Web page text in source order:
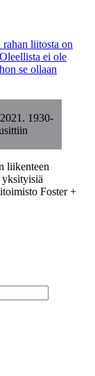
liitosta on
ei ole
se ollaan
1930-
liikenteen
yksityisiä
Foster +